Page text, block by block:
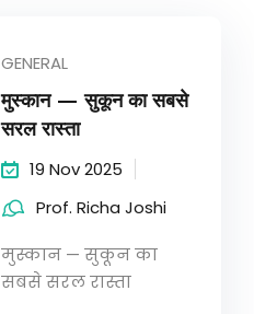
GENERAL
मुस्कान — सुकून का सबसे
सरल रास्ता
19 Nov 2025
Prof. Richa Joshi
मुस्कान — सुकून का
सबसे सरल रास्ता